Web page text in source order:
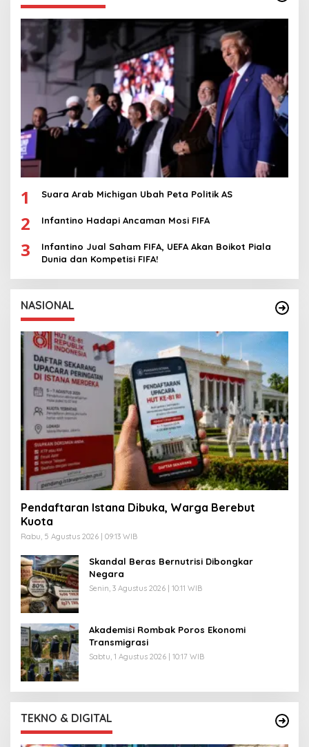
1 Suara Arab Michigan Ubah Peta Politik AS
2 Infantino Hadapi Ancaman Mosi FIFA
3
Infantino Jual Saham FIFA, UEFA Akan Boikot Piala
Dunia dan Kompetisi FIFA!
NASIONAL
Pendaftaran Istana Dibuka, Warga Berebut
Kuota
Rabu, 5 Agustus 2026 | 09:13 WIB
Skandal Beras Bernutrisi Dibongkar
Negara
Senin, 3 Agustus 2026 | 10:11 WIB
Akademisi Rombak Poros Ekonomi
Transmigrasi
Sabtu, 1 Agustus 2026 | 10:17 WIB
TEKNO & DIGITAL